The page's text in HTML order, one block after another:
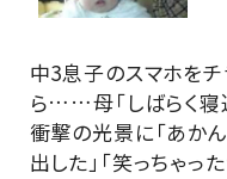
中3息子のスマホをチ
ら……母「しばらく
衝撃の光景に「あかん
出した」「笑っちゃっ